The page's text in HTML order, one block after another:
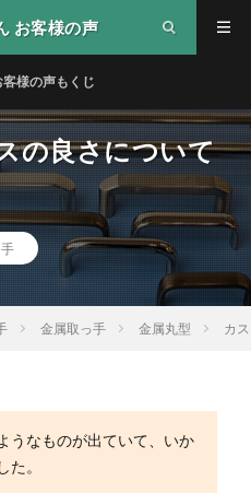
お客様の声
客様の声もくじ
の良さについて
金属取っ手 金属丸型 カ
うなものが出ていて、いか
た。